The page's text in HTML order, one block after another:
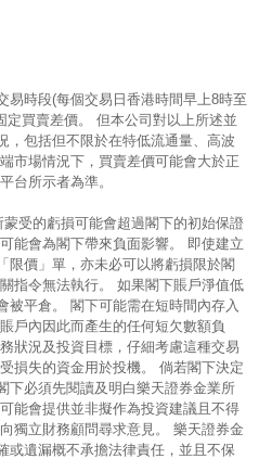
易時段(每個交易日香港時間早上8時至
買賣差價。 但本公司對以上所述並
，包括但不限於在特低流通量、高波
市場情況下，買賣差價可能會大於正
台所示者為準。
受的虧損可能會超過閣下的初始保證
能會為閣下帶來負面影響。 即使建立
限價」單，亦未必可以將虧損限於閣
指令無法執行。 如果閣下賬戶淨值低
被平倉。 閣下可能需在短時間內存入
戶內因此而產生的任何短欠數額負
狀況及投資目標，仔細考慮這種交易
損失的資金用於投機。 倘若閣下決定
下必須先閱讀及明白樂天證券金業所
能會提供並非擬作為投資建議且不得
獨立財務顧問尋求意見。 樂天證券金
或遺漏概不承擔法律責任，並且不保